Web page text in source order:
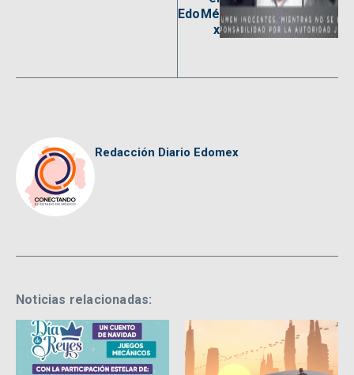
EdoMé
x
Redacción Diario Edomex
Noticias relacionadas: